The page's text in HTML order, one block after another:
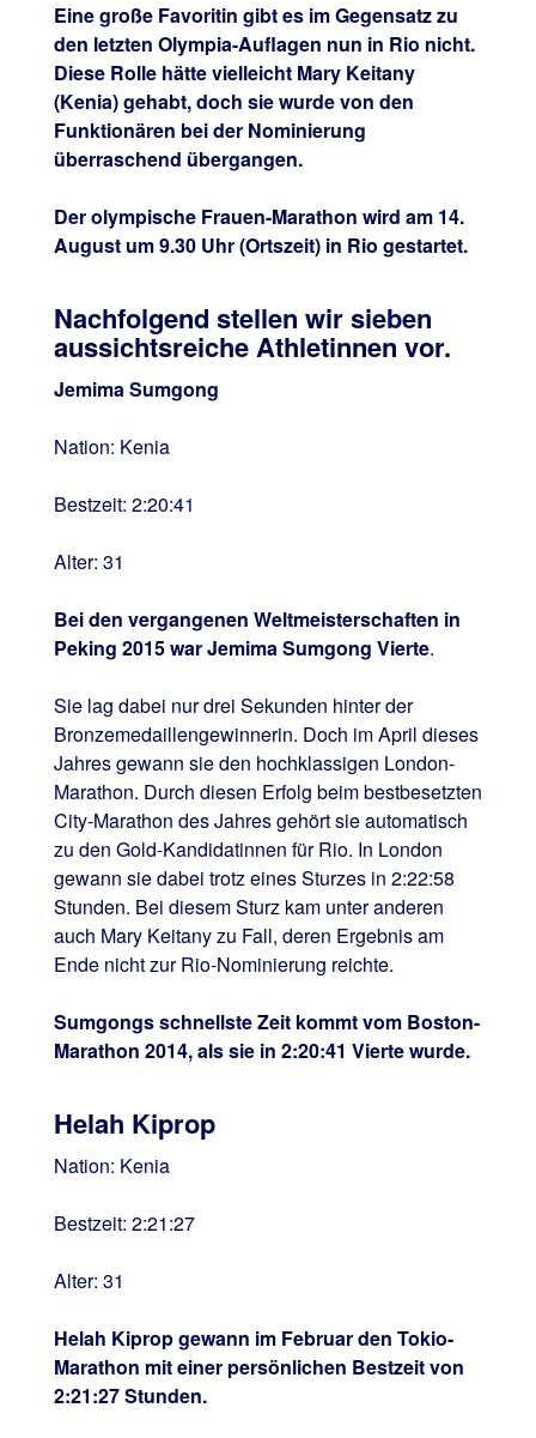
Eine große Favoritin gibt es im Gegensatz zu
den letzten Olympia-Auflagen nun in Rio nicht.
Diese Rolle hätte vielleicht Mary Keitany
(Kenia) gehabt, doch sie wurde von den
Funktionären bei der Nominierung
überraschend übergangen.
Der olympische Frauen-Marathon wird am 14.
August um 9.30 Uhr (Ortszeit) in Rio gestartet.
Nachfolgend stellen wir sieben
aussichtsreiche Athletinnen vor.
Jemima Sumgong
Nation: Kenia
Bestzeit: 2:20:41
Alter: 31
Bei den vergangenen Weltmeisterschaften in
Peking 2015 war Jemima Sumgong Vierte.
Sie lag dabei nur drei Sekunden hinter der
Bronzemedaillengewinnerin. Doch im April dieses
Jahres gewann sie den hochklassigen London-
Marathon. Durch diesen Erfolg beim bestbesetzten
City-Marathon des Jahres gehört sie automatisch
zu den Gold-Kandidatinnen für Rio. In London
gewann sie dabei trotz eines Sturzes in 2:22:58
Stunden. Bei diesem Sturz kam unter anderen
auch Mary Keitany zu Fall, deren Ergebnis am
Ende nicht zur Rio-Nominierung reichte.
Sumgongs schnellste Zeit kommt vom Boston-
Marathon 2014, als sie in 2:20:41 Vierte wurde.
Helah Kiprop
Nation: Kenia
Bestzeit: 2:21:27
Alter: 31
Helah Kiprop gewann im Februar den Tokio-
Marathon mit einer persönlichen Bestzeit von
2:21:27 Stunden.